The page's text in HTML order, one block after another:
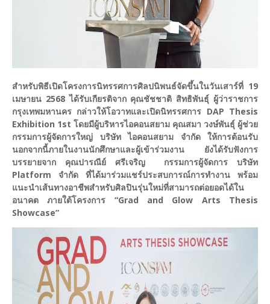
สำหรับพิธีเปิดโครงการนิทรรศการศิลปนิพนธ์จัดขึ้นในวันเสาร์ที่ 19
เมษายน 2568 ได้รับเกียรติจาก คุณชัชชาติ สิทธิพันธุ์ ผู้ว่าราชการ
กรุงเทพมหานคร กล่าวให้โอวาทและเปิดนิทรรศการ DAP Thesis
Exhibition 1st โดยมีผู้บริหารไอคอนสยาม คุณสมา วงษ์พันธุ์ ผู้ช่วย
กรรมการผู้จัดการใหญ่ บริษัท ไอคอนสยาม จำกัด ให้การต้อนรับ
นอกจากนี้ภายในงานนักศึกษาและผู้เข้าร่วมงาน ยังได้รับฟังการ
บรรยายจาก คุณปารณีย์ ศรีเจริญ กรรมการผู้จัดการ บริษัท
Platform จำกัด ที่ได้มาร่วมแชร์ประสบการณ์การทำงาน พร้อม
แนะนำเส้นทางอาชีพสำหรับศิลปินรุ่นใหม่ที่สามารถต่อยอดได้ใน
อนาคต ภายใต้โครงการ “Grad and Glow Arts Thesis
Showcase”